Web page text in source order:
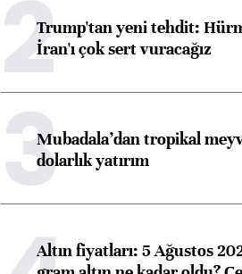
2Trump'tan yeni tehdit:
İran'ı çok sert vuracağız
3Mubadala’dan tropikal
dolarlık yatırım
Altın fiyatları: 5 Ağustos